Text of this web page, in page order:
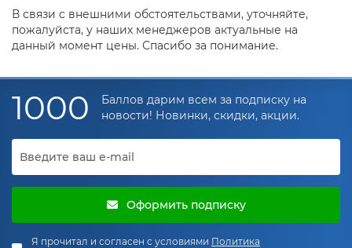
В связи с внешними обстоятельствами, уточняйте,
пожалуйста, у наших менеджеров актуальные на
данный момент цены. Спасибо за понимание.
1000
Баллов дарим всем за подписку на
новости! Новинки, скидки, акции.
Оформить подписку
Я прочитал и согласен с условиями Политика